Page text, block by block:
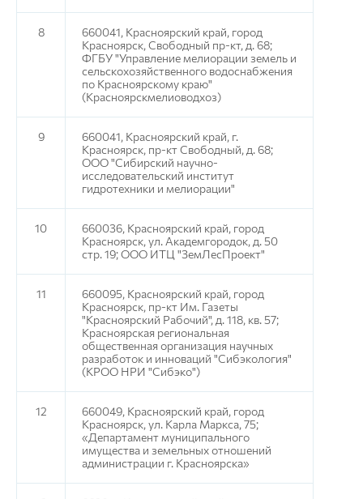
8
660041, Красноярский край, город
Красноярск, Свободный пр-кт, д. 68;
ФГБУ "Управление мелиорации земель и
сельскохозяйственного водоснабжения
по Красноярскому краю"
(Красноярскмелиоводхоз)
9
660041, Красноярский край, г.
Красноярск, пр-кт Свободный, д. 68;
ООО "Сибирский научно-
исследовательский институт
гидротехники и мелиорации"
10
660036, Красноярский край, город
Красноярск, ул. Академгородок, д. 50
стр. 19; ООО ИТЦ "ЗемЛесПроект"
11
660095, Красноярский край, город
Красноярск, пр-кт Им. Газеты
"Красноярский Рабочий", д. 118, кв. 57;
Красноярская региональная
общественная организация научных
разработок и инноваций "Сибэкология"
(КРОО НРИ "Сибэко")
12
660049, Красноярский край, город
Красноярск, ул. Карла Маркса, 75;
«Департамент муниципального
имущества и земельных отношений
администрации г. Красноярска»